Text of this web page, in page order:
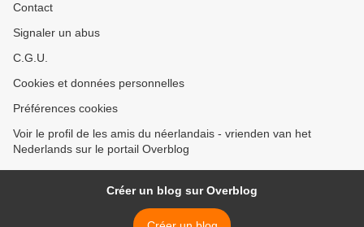
Contact
Signaler un abus
C.G.U.
Cookies et données personnelles
Préférences cookies
Voir le profil de les amis du néerlandais - vrienden van het
Nederlands sur le portail Overblog
Créer un blog sur Overblog